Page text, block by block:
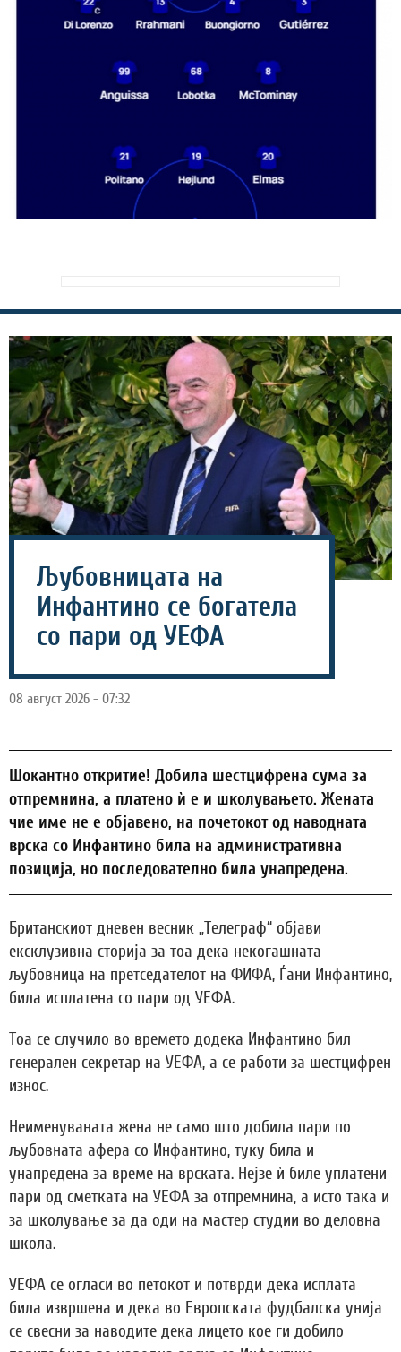
Љубовницата на
Инфантино се богатела
со пари од УЕФА
08 август 2026 - 07:32
Шокантно откритие! Добила шестцифрена сума за
отпремнина, а платено ѝ е и школувањето. Жената
чие име не е објавено, на почетокот од наводната
врска со Инфантино била на административна
позиција, но последователно била унапредена.
Британскиот дневен весник „Телеграф“ објави
ексклузивна сторија за тоа дека некогашната
љубовница на претседателот на ФИФА, Ѓани Инфантино,
била исплатена со пари од УЕФА.
Тоа се случило во времето додека Инфантино бил
генерален секретар на УЕФА, а се работи за шестцифрен
износ.
Неименуваната жена не само што добила пари по
љубовната афера со Инфантино, туку била и
унапредена за време на врската. Нејзе ѝ биле уплатени
пари од сметката на УЕФА за отпремнина, а исто така и
за школување за да оди на мастер студии во деловна
школа.
УЕФА се огласи во петокот и потврди дека исплата
била извршена и дека во Европската фудбалска унија
се свесни за наводите дека лицето кое ги добило